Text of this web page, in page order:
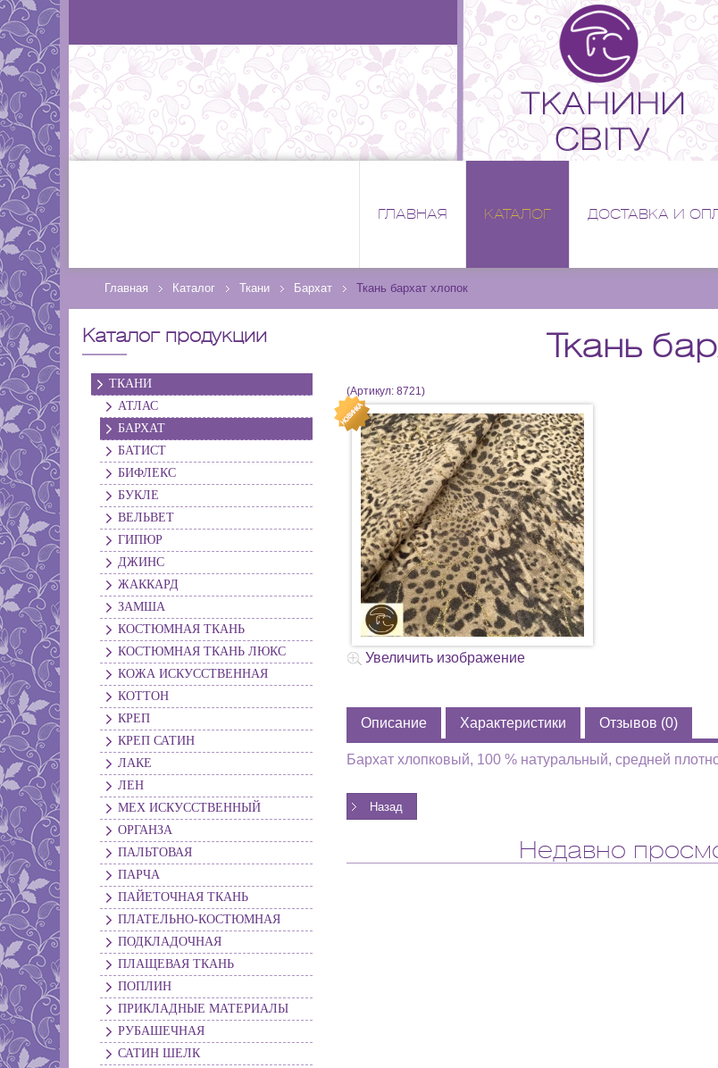
ГЛАВНАЯ КАТАЛОГ ДОСТАВКА И
Главная Каталог Ткани Бархат Ткань бархат хлопок
Каталог продукции
ТКАНИ
АТЛАС
БАРХАТ
БАТИСТ
БИФЛЕКС
БУКЛЕ
ВЕЛЬВЕТ
ГИПЮР
ДЖИНС
ЖАККАРД
ЗАМША
КОСТЮМНАЯ ТКАНЬ
КОСТЮМНАЯ ТКАНЬ ЛЮКС
КОЖА ИСКУССТВЕННАЯ
КОТТОН
КРЕП
КРЕП САТИН
ЛАКЕ
ЛЕН
МЕХ ИСКУССТВЕННЫЙ
ОРГАНЗА
ПАЛЬТОВАЯ
ПАРЧА
ПАЙЕТОЧНАЯ ТКАНЬ
ПЛАТЕЛЬНО-КОСТЮМНАЯ
ПОДКЛАДОЧНАЯ
ПЛАЩЕВАЯ ТКАНЬ
ПОПЛИН
ПРИКЛАДНЫЕ МАТЕРИАЛЫ
РУБАШЕЧНАЯ
САТИН ШЕЛК
Ткань
(Артикул:8721)
Увеличить изображение
Описание Характеристики Отзывов (0)
Бархат хлопковый, 100 % натуральный, средней
Недавно